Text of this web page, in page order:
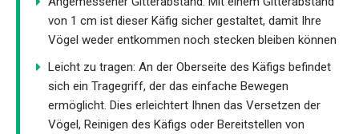
von 1 cm ist dieser Käfig sicher gestaltet, damit Ihre
Vögel weder entkommen noch stecken bleiben können
Leicht zu tragen: An der Oberseite des Käfigs befindet
sich ein Tragegriff, der das einfache Bewegen
ermöglicht. Dies erleichtert Ihnen das Versetzen der
Vögel, Reinigen des Käfigs oder Bereitstellen von